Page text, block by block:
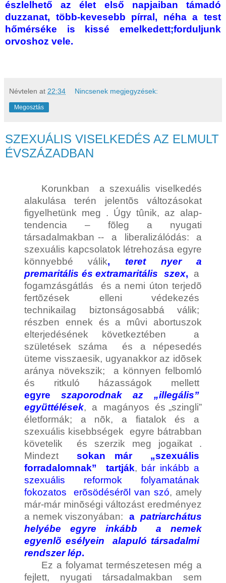
észlelhető az élet első napjai­ban támadó
duzzanat, több-kevesebb pírral, néha a test
hőmérséke is kissé emelkedett;forduljunk
orvoshoz vele.
Névtelen at 22:34 Nincsenek megjegyzések:
Megosztás
SZEXUÁLIS VISELKEDÉS AZ ELMULT
ÉVSZÁZADBAN
Korunkban a szexuális viselkedés
alakulása terén jelentõs változásokat
figyelhetünk meg . Úgy tûnik, az alap-
tendencia – fõleg a nyugati
társadalmakban -- a
liberalizálódás: a
szexuális kapcsolatok létrehozása egyre
könnyebbé válik,
teret nyer a
premaritális és extramaritális szex, a
fogamzásgátlás és a nemi úton terjedõ
fertõzések elleni védekezés
technikailag biztonságosabbá válik;
részben ennek és a mûvi abortuszok
elterjedésének következtében a
születések száma és a népesedés
üteme visszaesik, ugyanakkor az idõsek
aránya növekszik; a könnyen felbomló
és ritkuló házasságok mellett
egyre
szaporodnak az „illegális”
együttélések, a magányos és „szingli”
életformák; a nõk, a fiatalok és a
szexuális kisebbségek egyre bátrabban
követelik és szerzik meg jogaikat .
Mindezt sokan már „szexuális
forradalomnak” tartják, bár inkább a
szexuális reformok folyamatának
fokozatos erõsödésérõl van szó, amely
már-már minõségi változást eredményez
a nemek viszonyában: a patriarchátus
helyébe egyre inkább a nemek
egyenlõ esélyein alapuló társadalmi
rendszer lép.
Ez a folyamat természetesen még a
fejlett, nyugati társadalmakban sem